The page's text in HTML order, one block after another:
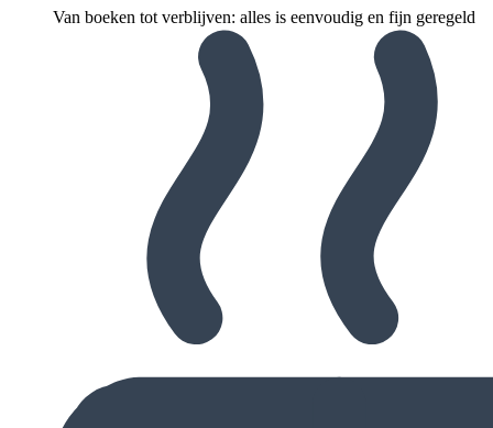
Van boeken tot verblijven: alles is eenvoudig en fijn geregeld